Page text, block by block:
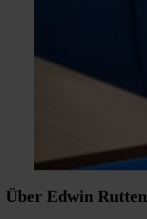
Über Edwin Rutten